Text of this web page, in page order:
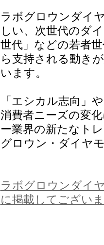
ラボグロウンダイ
しい、次世代のダ
世代」などの若者
ら支持される動き
います。
「エシカル志向」
消費者ニーズの変
ー業界の新たなト
グロウン・ダイヤ
ラボグロウンダイ
に掲載してござい